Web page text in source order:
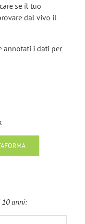
se il tuo
dal vivo il
annotati i dati per
anni: